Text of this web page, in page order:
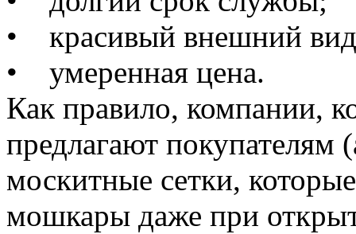
• красивый внешний
• умеренная цена.
Как правило, компании,
предлагают покупателям
москитные сетки,
мошкары даже при